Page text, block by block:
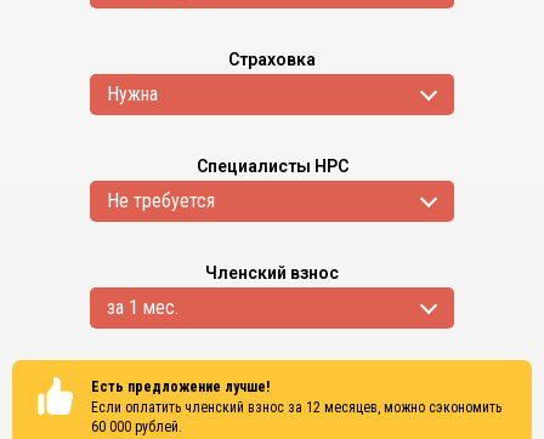
Страховка
Нужна
Специалисты НРС
Не требуется
Членский взнос
за 1 мес.
Есть предложение лучше!
Если оплатить членский взнос за 12 месяцев, можно сэкономить
60 000 рублей.